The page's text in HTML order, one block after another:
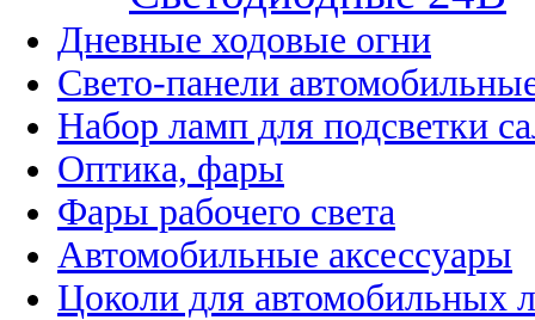
Дневные ходовые огни
Свето-панели
Набор ламп для подсветки
Оптика, фары
Фары рабочего света
Автомобильные аксессуары
Цоколи для автомобильных